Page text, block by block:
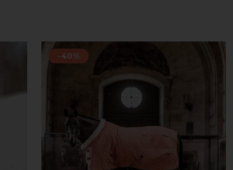
-40%